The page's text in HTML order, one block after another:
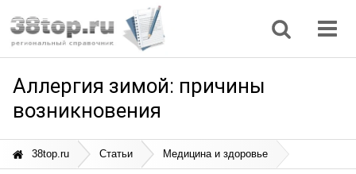
Аллергия зимой: причины
возникновения
38top.ru Статьи Медицина и здоровье